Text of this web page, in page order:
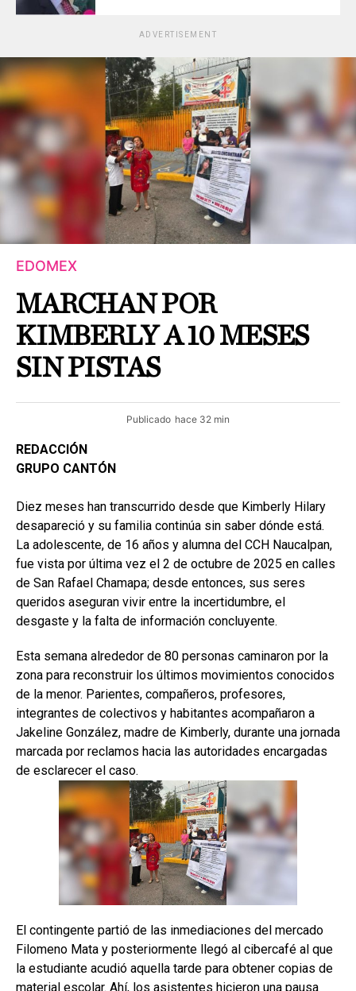
ADVERTISEMENT
EDOMEX
MARCHAN POR
KIMBERLY A 10 MESES
SIN PISTAS
Publicado hace 32 min
REDACCIÓN
GRUPO CANTÓN
Diez meses han transcurrido desde que Kimberly Hilary
desapareció y su familia continúa sin saber dónde está.
La adolescente, de 16 años y alumna del CCH Naucalpan,
fue vista por última vez el 2 de octubre de 2025 en calles
de San Rafael Chamapa; desde entonces, sus seres
queridos aseguran vivir entre la incertidumbre, el
desgaste y la falta de información concluyente.
Esta semana alrededor de 80 personas caminaron por la
zona para reconstruir los últimos movimientos conocidos
de la menor. Parientes, compañeros, profesores,
integrantes de colectivos y habitantes acompañaron a
Jakeline González, madre de Kimberly, durante una jornada
marcada por reclamos hacia las autoridades encargadas
de esclarecer el caso.
El contingente partió de las inmediaciones del mercado
Filomeno Mata y posteriormente llegó al cibercafé al que
la estudiante acudió aquella tarde para obtener copias de
material escolar. Ahí, los asistentes hicieron una pausa